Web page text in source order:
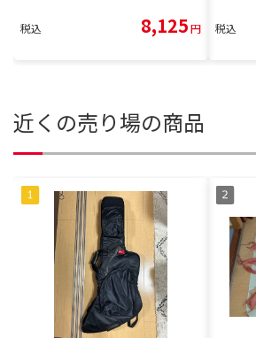
税込 8,125円 税込
近くの売り場の商品